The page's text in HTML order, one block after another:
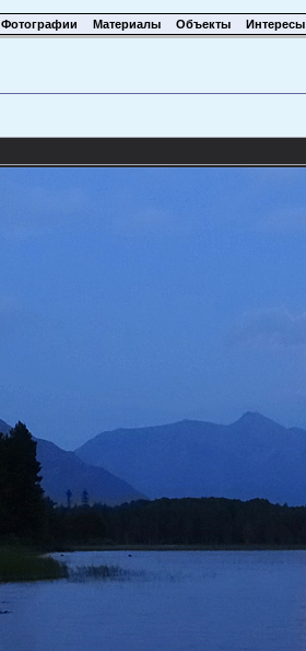
Фотографии Материалы Объекты Интересы